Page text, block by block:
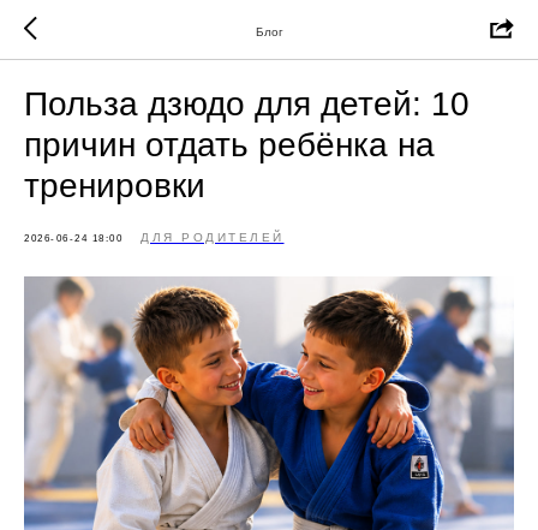
Блог
Польза дзюдо для детей: 10
причин отдать ребёнка на
тренировки
2026-06-24 18:00 ДЛЯ РОДИТЕЛЕЙ